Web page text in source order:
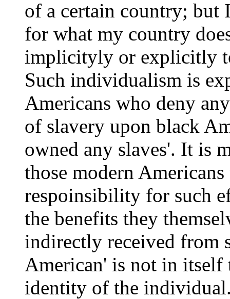
of a certain country; but
for what my country
implicityly or explicitly
Such individualism is
Americans who deny
of slavery upon black
owned any slaves'. It is
those modern
respoinsibility for such
the benefits they
indirectly received from
American' is not in itself
identity of the